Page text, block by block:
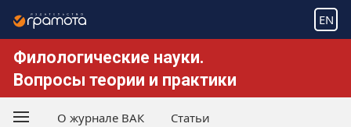
EN
Филологические науки.
Вопросы теории и практики
О журнале ВАК Статьи